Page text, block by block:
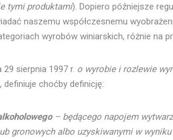
tymi produktami). Dopiero późniejsze
naszemu współczesnemu
wyrobów winiarskich, różnie na
29 sierpnia 1997 r. o wyrobie i rozlewie
definiuje choćby definicję:
– będącego napojem
gronowych albo uzyskiwanymi w